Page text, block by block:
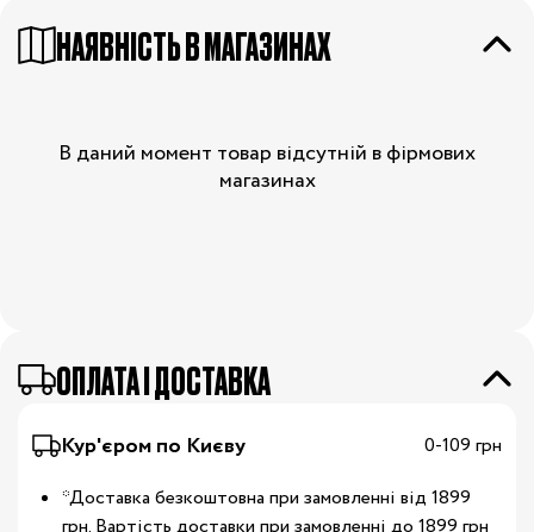
НАЯВНІСТЬ В МАГАЗИНАХ
В даний момент товар відсутній в фірмових
магазинах
OПЛАТА І ДОСТАВКА
Кур'єром по Києву
0-109 грн
*Доставка безкоштовна при замовленні від 1899